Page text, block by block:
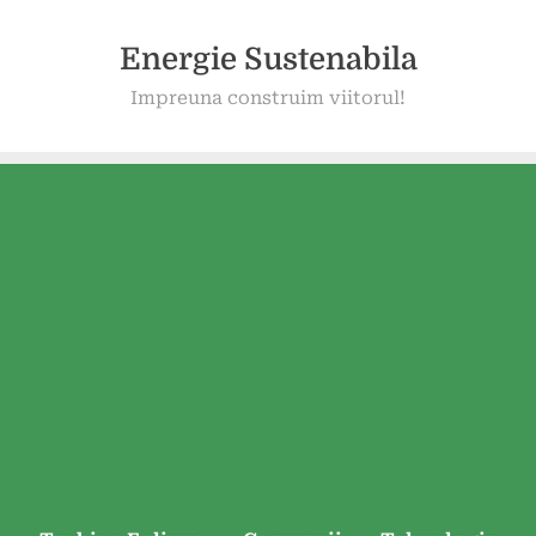
Energie Sustenabila
Impreuna construim viitorul!